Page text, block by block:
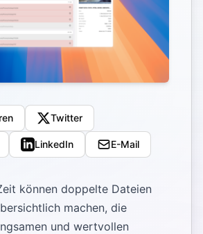
Twitter
LinkedIn E-Mail
können doppelte Dateien
machen, die
und wertvollen